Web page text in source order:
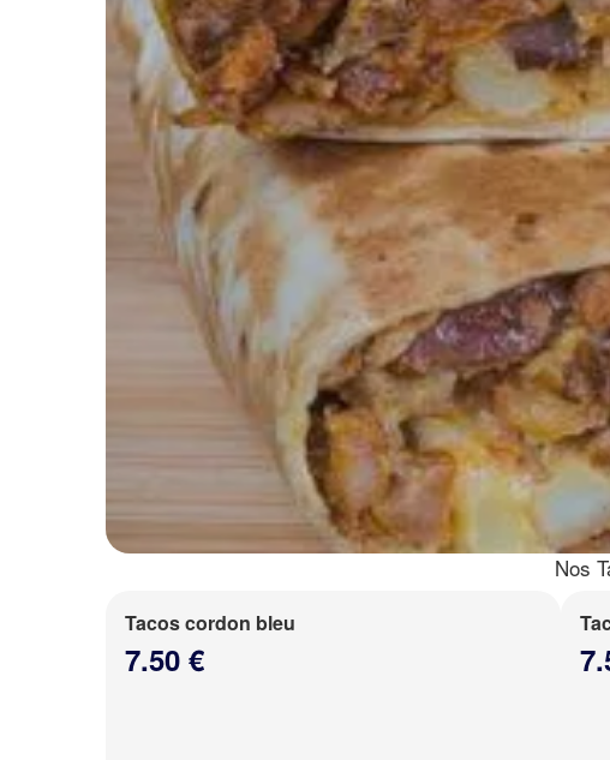
Nos
Tacos cordon bleu
7.50 €